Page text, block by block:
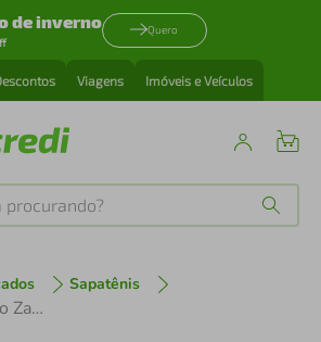
de inverno Quero
Viagens Imóveis e Veículos
Sapatênis
Sapatênis Masculino Zariff Texturizado Challenger 11.006 Canela